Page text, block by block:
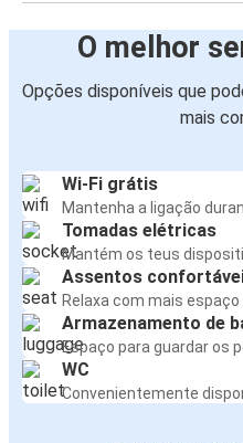
O melhor
Opções disponíveis que
mais
Wi-Fi grátis
Mantenha a ligação
Tomadas elétricas
Mantém os teus
Assentos
Relaxa com mais
Armazenamento de
Espaço para guardar os
WC
Convenientemente